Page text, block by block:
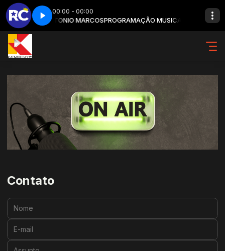
00:00 - 00:00
com ANTONIO MARCOSPROGRAMAÇÃO MUSICAL com
Carlos) - Parte 3 Emoções (Roberto Carlos) - Parte 3
Contato
Nome:
E-mail:
Assunto: